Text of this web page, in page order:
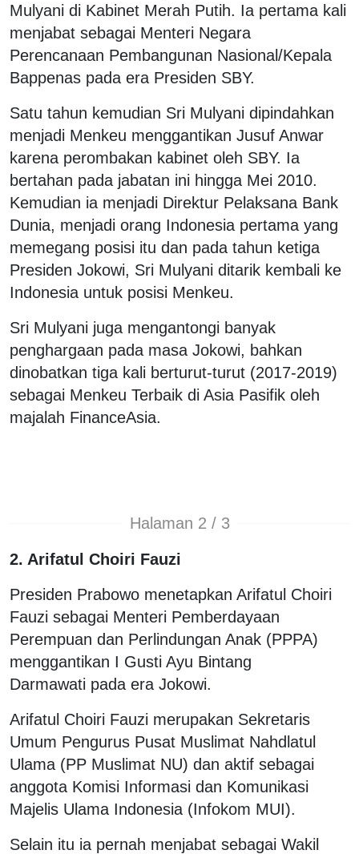
Mulyani di Kabinet Merah Putih. Ia pertama kali
menjabat sebagai Menteri Negara
Perencanaan Pembangunan Nasional/Kepala
Bappenas pada era Presiden SBY.
Satu tahun kemudian Sri Mulyani dipindahkan
menjadi Menkeu menggantikan Jusuf Anwar
karena perombakan kabinet oleh SBY. Ia
bertahan pada jabatan ini hingga Mei 2010.
Kemudian ia menjadi Direktur Pelaksana Bank
Dunia, menjadi orang Indonesia pertama yang
memegang posisi itu dan pada tahun ketiga
Presiden Jokowi, Sri Mulyani ditarik kembali ke
Indonesia untuk posisi Menkeu.
Sri Mulyani juga mengantongi banyak
penghargaan pada masa Jokowi, bahkan
dinobatkan tiga kali berturut-turut (2017-2019)
sebagai Menkeu Terbaik di Asia Pasifik oleh
majalah FinanceAsia.
Halaman 2 / 3
2. Arifatul Choiri Fauzi
Presiden Prabowo menetapkan Arifatul Choiri
Fauzi sebagai Menteri Pemberdayaan
Perempuan dan Perlindungan Anak (PPPA)
menggantikan I Gusti Ayu Bintang
Darmawati pada era Jokowi.
Arifatul Choiri Fauzi merupakan Sekretaris
Umum Pengurus Pusat Muslimat Nahdlatul
Ulama (PP Muslimat NU) dan aktif sebagai
anggota Komisi Informasi dan Komunikasi
Majelis Ulama Indonesia (Infokom MUI).
Selain itu ia pernah menjabat sebagai Wakil